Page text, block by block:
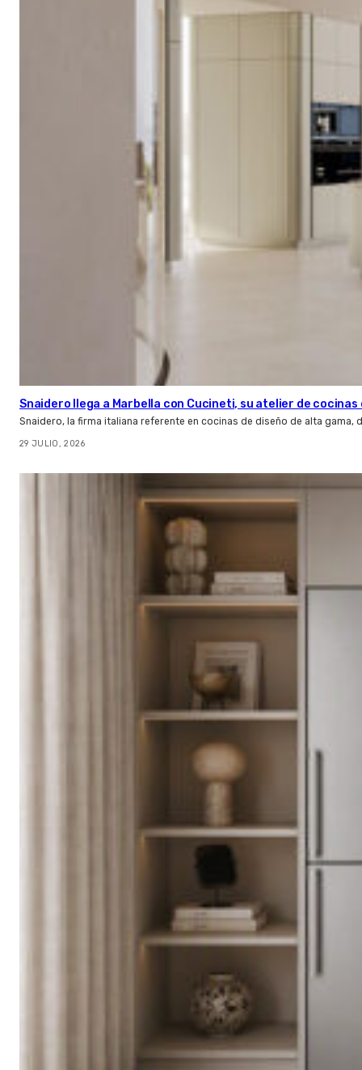
Snaidero llega a Marbella con Cucineti, su atelier de cocinas
Snaidero, la firma italiana referente en cocinas de diseño de alta gama,
29 JULIO, 2026